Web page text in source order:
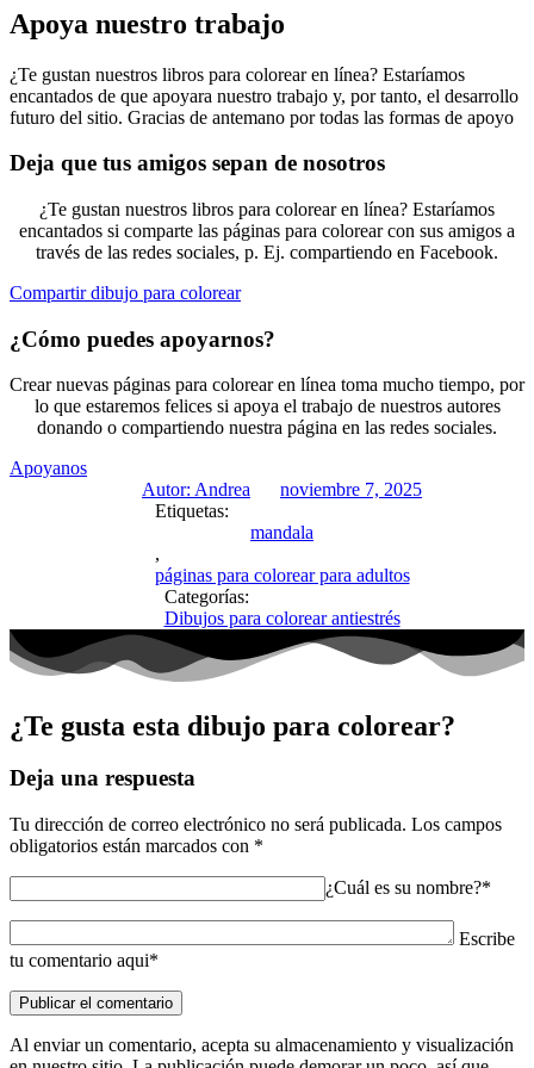
Apoya nuestro trabajo
¿Te gustan nuestros libros para colorear en línea? Estaríamos
encantados de que apoyara nuestro trabajo y, por tanto, el desarrollo
futuro del sitio. Gracias de antemano por todas las formas de apoyo
Deja que tus amigos sepan de nosotros
¿Te gustan nuestros libros para colorear en línea? Estaríamos
encantados si comparte las páginas para colorear con sus amigos a
través de las redes sociales, p. Ej. compartiendo en Facebook.
Compartir dibujo para colorear
¿Cómo puedes apoyarnos?
Crear nuevas páginas para colorear en línea toma mucho tiempo, por
lo que estaremos felices si apoya el trabajo de nuestros autores
donando o compartiendo nuestra página en las redes sociales.
Apoyanos
Autor: Andrea
noviembre 7, 2025
Etiquetas:
mandala
,
páginas para colorear para adultos
Categorías:
Dibujos para colorear antiestrés
¿Te gusta esta dibujo para colorear?
Deja una respuesta
Tu dirección de correo electrónico no será publicada. Los campos
obligatorios están marcados con *
¿Cuál es su nombre?*
Escribe
tu comentario aqui*
Al enviar un comentario, acepta su almacenamiento y visualización